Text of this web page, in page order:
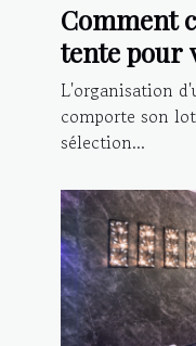
Comment
tente pour
L'organisation
comporte son
sélection...